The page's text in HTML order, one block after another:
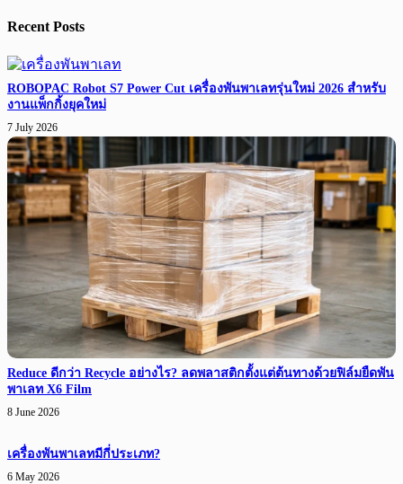
Recent Posts
ROBOPAC Robot S7 Power Cut เครื่องพันพาเลทรุ่นใหม่ 2026 สำหรับ
งานแพ็กกิ้งยุคใหม่
7 July 2026
Reduce ดีกว่า Recycle อย่างไร? ลดพลาสติกตั้งแต่ต้นทางด้วยฟิล์มยืดพัน
พาเลท X6 Film
8 June 2026
เครื่องพันพาเลทมีกี่ประเภท?
6 May 2026